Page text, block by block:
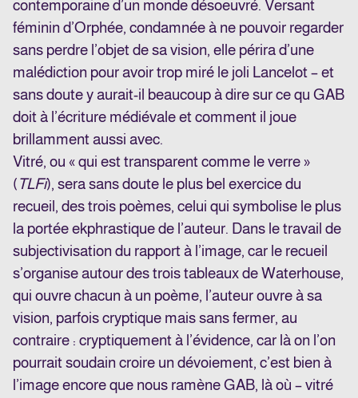
contemporaine d’un monde désoeuvré. Versant
féminin d’Orphée, condamnée à ne pouvoir regarder
sans perdre l’objet de sa vision, elle périra d’une
malédiction pour avoir trop miré le joli Lancelot – et
sans doute y aurait-il beaucoup à dire sur ce qu GAB
doit à l’écriture médiévale et comment il joue
brillamment aussi avec.
Vitré, ou « qui est transparent comme le verre »
(TLFi), sera sans doute le plus bel exercice du
recueil, des trois poèmes, celui qui symbolise le plus
la portée ekphrastique de l’auteur. Dans le travail de
subjectivisation du rapport à l’image, car le recueil
s’organise autour des trois tableaux de Waterhouse,
qui ouvre chacun à un poème, l’auteur ouvre à sa
vision, parfois cryptique mais sans fermer, au
contraire : cryptiquement à l’évidence, car là on l’on
pourrait soudain croire un dévoiement, c’est bien à
l’image encore que nous ramène GAB, là où – vitré